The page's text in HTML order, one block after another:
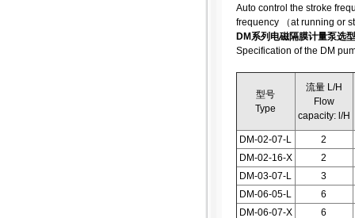
Auto control the stroke
frequency （at running or
DM系列电磁隔膜计量泵选
Specification of the DM
型号
Type
流量 L/H
Flow
capacity: l/H
DM-02-07-L
2
DM-02-16-X
2
DM-03-07-L
3
DM-06-05-L
6
DM-06-07-X
6